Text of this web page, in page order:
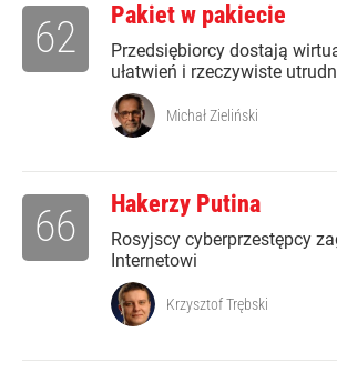
Pakiet w pakiecie
Przedsiębiorcy dostają
ułatwień i rzeczywiste
62
Michał Zieliński
Hakerzy Putina
Rosyjscy cyberprzestępcy
Internetowi
66
Krzysztof Trębski